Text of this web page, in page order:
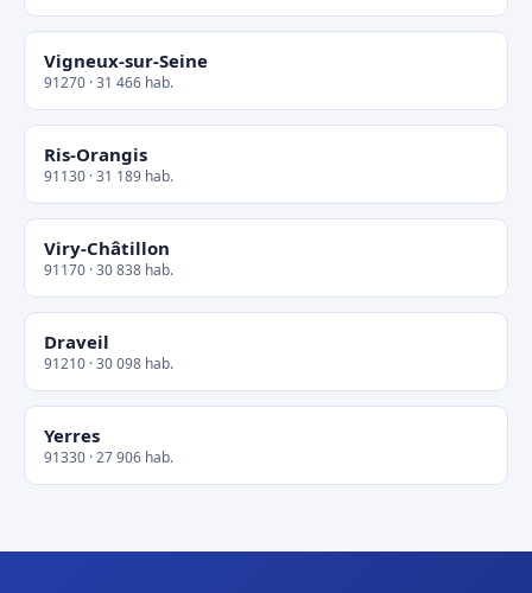
Vigneux-sur-Seine
91270 · 31 466 hab.
Ris-Orangis
91130 · 31 189 hab.
Viry-Châtillon
91170 · 30 838 hab.
Draveil
91210 · 30 098 hab.
Yerres
91330 · 27 906 hab.